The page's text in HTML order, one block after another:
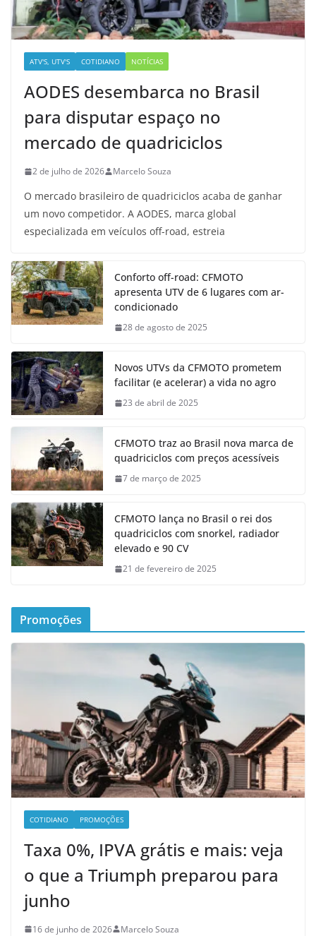
ATV'S, UTV'S COTIDIANO NOTÍCIAS
AODES desembarca no Brasil
para disputar espaço no
mercado de quadriciclos
2 de julho de 2026 Marcelo Souza
O mercado brasileiro de quadriciclos acaba de ganhar
um novo competidor. A AODES, marca global
especializada em veículos off-road, estreia
Conforto off-road: CFMOTO
apresenta UTV de 6 lugares com ar-
condicionado
28 de agosto de 2025
Novos UTVs da CFMOTO prometem
facilitar (e acelerar) a vida no agro
23 de abril de 2025
CFMOTO traz ao Brasil nova marca de
quadriciclos com preços acessíveis
7 de março de 2025
CFMOTO lança no Brasil o rei dos
quadriciclos com snorkel, radiador
elevado e 90 CV
21 de fevereiro de 2025
Promoções
COTIDIANO PROMOÇÕES
Taxa 0%, IPVA grátis e mais: veja
o que a Triumph preparou para
junho
16 de junho de 2026 Marcelo Souza